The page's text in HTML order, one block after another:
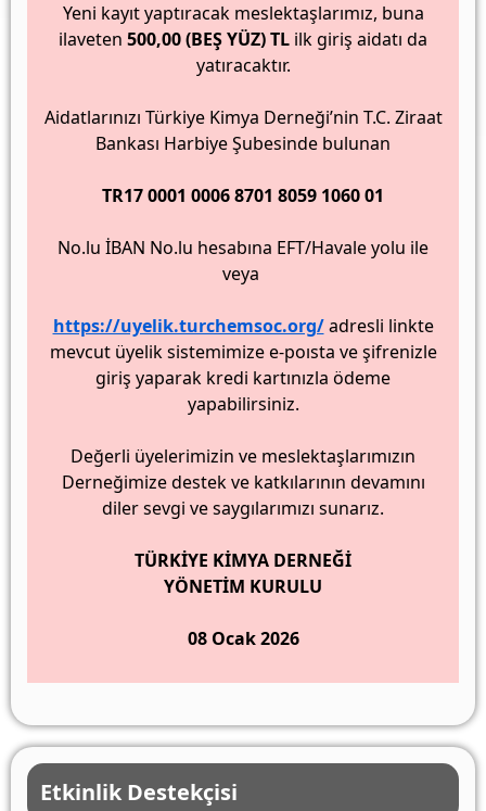
Yeni kayıt yaptıracak meslektaşlarımız, buna
ilaveten 500,00 (BEŞ YÜZ) TL ilk giriş aidatı da
yatıracaktır.
Aidatlarınızı Türkiye Kimya Derneği’nin T.C. Ziraat
Bankası Harbiye Şubesinde bulunan
TR17 0001 0006 8701 8059 1060 01
No.lu İBAN No.lu hesabına EFT/Havale yolu ile
veya
https://uyelik.turchemsoc.org/adresli linkte
mevcut üyelik sistemimize e-poısta ve şifrenizle
giriş yaparak kredi kartınızla ödeme
yapabilirsiniz.
Değerli üyelerimizin ve meslektaşlarımızın
Derneğimize destek ve katkılarının devamını
diler sevgi ve saygılarımızı sunarız.
TÜRKİYE KİMYA DERNEĞİ
YÖNETİM KURULU
08 Ocak 2026
Etkinlik Destekçisi